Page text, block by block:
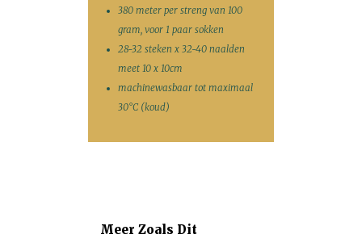
380 meter per streng van 100
gram, voor 1 paar sokken
28-32 steken x 32-40 naalden
meet 10 x 10cm
machinewasbaar tot maximaal
30°C (koud)
Meer Zoals Dit